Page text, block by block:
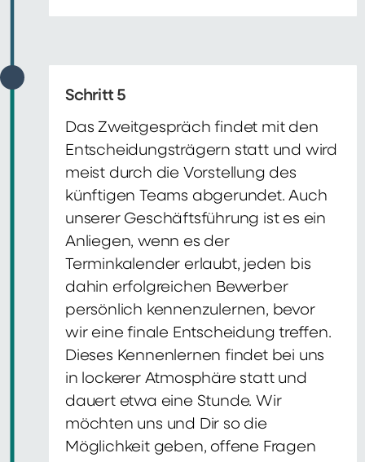
Schritt 5
Das Zweitgespräch findet mit den
Entscheidungsträgern statt und wird
meist durch die Vorstellung des
künftigen Teams abgerundet. Auch
unserer Geschäftsführung ist es ein
Anliegen, wenn es der
Terminkalender erlaubt, jeden bis
dahin erfolgreichen Bewerber
persönlich kennenzulernen, bevor
wir eine finale Entscheidung treffen.
Dieses Kennenlernen findet bei uns
in lockerer Atmosphäre statt und
dauert etwa eine Stunde. Wir
möchten uns und Dir so die
Möglichkeit geben, offene Fragen